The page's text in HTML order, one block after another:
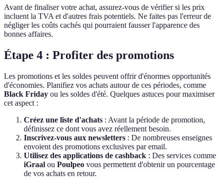
Avant de finaliser votre achat, assurez-vous de vérifier si les prix
incluent la TVA et d'autres frais potentiels. Ne faites pas l'erreur de
négliger les coûts cachés qui pourraient fausser l'apparence des
bonnes affaires.
Étape 4 : Profiter des promotions
Les promotions et les soldes peuvent offrir d'énormes opportunités
d'économies. Planifiez vos achats autour de ces périodes, comme
Black Friday ou les soldes d'été. Quelques astuces pour maximiser
cet aspect :
Créez une liste d'achats : Avant la période de promotion,
définissez ce dont vous avez réellement besoin.
Inscrivez-vous aux newsletters : De nombreuses enseignes
envoient des promotions exclusives par email.
Utilisez des applications de cashback : Des services comme
iGraal ou Poulpeo vous permettent d'obtenir un pourcentage
de vos achats en retour.